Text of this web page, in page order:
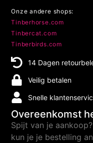
Onze andere shops:
Tinberhorse.com
Tinbercat.com
Tinberbirds.com
14 Dagen
Veilig betalen
Snelle
Overeenkomst
Spijt van je
kun je je bestelling